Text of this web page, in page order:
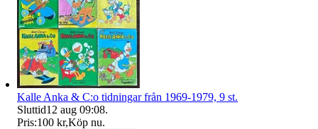
Kalle Anka & C:o tidningar från 1969-1979, 9 st.
Sluttid12 aug 09:08.
Pris:100 kr,Köp nu.